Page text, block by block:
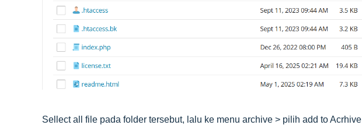
Sellect all file pada folder tersebut, lalu ke menu archive > pilih add to Acrhive